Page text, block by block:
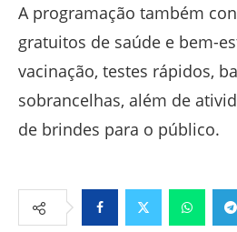
A programação também
gratuitos de saúde e bem-
vacinação, testes rápidos,
sobrancelhas, além de
de brindes para o público.